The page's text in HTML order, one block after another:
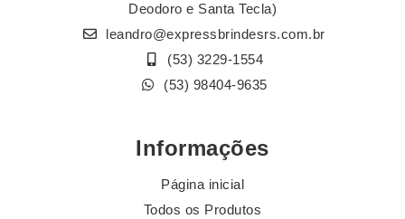
Deodoro e Santa Tecla)
leandro@expressbrindesrs.com.br
(53) 3229-1554
(53) 98404-9635
Informações
Página inicial
Todos os Produtos